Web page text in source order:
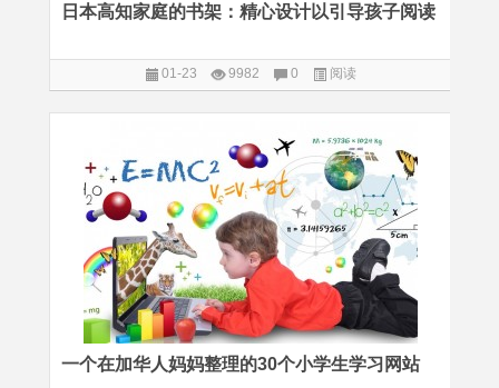
日本高知家庭的书架：精心设计以引导孩子阅读
01-23 9982 0 阅读
一个在加华人妈妈整理的30个小学生学习网站